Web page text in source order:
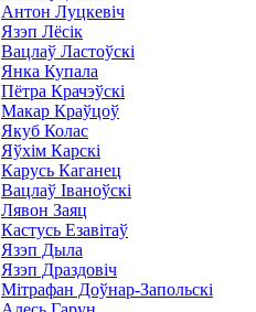
Антон Луцкевіч
Язэп Лёсік
Вацлаў Ластоўскі
Янка Купала
Пётра Крачэўскі
Макар Краўцоў
Якуб Колас
Яўхім Карскі
Карусь Каганец
Вацлаў Іваноўскі
Лявон Заяц
Кастусь Езавітаў
Язэп Дыла
Язэп Драздовіч
Мітрафан Доўнар-Запольскі